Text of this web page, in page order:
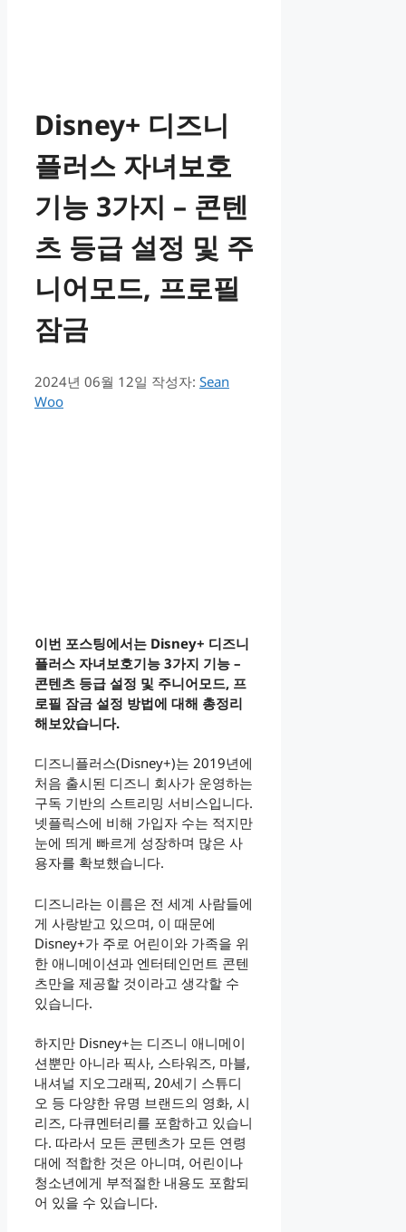
Disney+ 디즈니
플러스 자녀보호
기능 3가지 – 콘텐
츠 등급 설정 및 주
니어모드, 프로필
잠금
2024년 06월 12일 작성자: Sean
Woo
이번 포스팅에서는 Disney+ 디즈니
플러스 자녀보호기능 3가지 기능 –
콘텐츠 등급 설정 및 주니어모드, 프
로필 잠금 설정 방법에 대해 총정리
해보았습니다.
디즈니플러스(Disney+)는 2019년에
처음 출시된 디즈니 회사가 운영하는
구독 기반의 스트리밍 서비스입니다.
넷플릭스에 비해 가입자 수는 적지만
눈에 띄게 빠르게 성장하며 많은 사
용자를 확보했습니다.
디즈니라는 이름은 전 세계 사람들에
게 사랑받고 있으며, 이 때문에
Disney+가 주로 어린이와 가족을 위
한 애니메이션과 엔터테인먼트 콘텐
츠만을 제공할 것이라고 생각할 수
있습니다.
하지만 Disney+는 디즈니 애니메이
션뿐만 아니라 픽사, 스타워즈, 마블,
내셔널 지오그래픽, 20세기 스튜디
오 등 다양한 유명 브랜드의 영화, 시
리즈, 다큐멘터리를 포함하고 있습니
다. 따라서 모든 콘텐츠가 모든 연령
대에 적합한 것은 아니며, 어린이나
청소년에게 부적절한 내용도 포함되
어 있을 수 있습니다.